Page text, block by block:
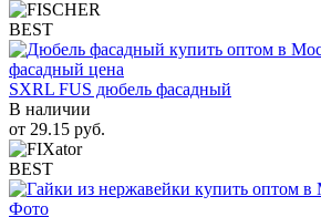
BEST
SXRL FUS дюбель фасадный
В наличии
от 29.15 руб.
BEST